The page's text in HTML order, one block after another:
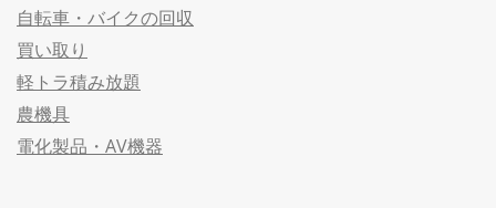
自転車・バイクの回収
買い取り
軽トラ積み放題
農機具
電化製品・AV機器